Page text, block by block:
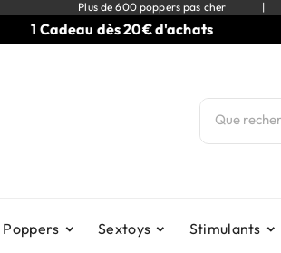
Plus de 600 poppers pas cher |
1 Cadeau dès 20€ d'achats
Poppers Sextoys Stimulants